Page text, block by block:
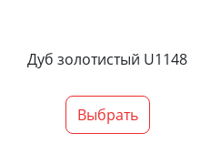
Дуб золотистый U1148
Выбрать